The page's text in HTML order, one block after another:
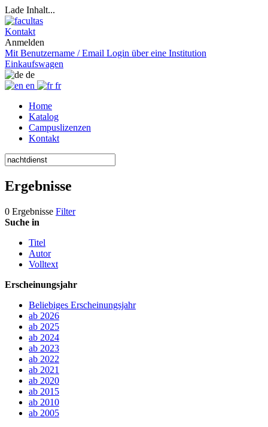
Lade Inhalt...
Kontakt
Anmelden
Mit Benutzername / Email Login über eine Institution
Einkaufswagen
de
en
fr
Home
Katalog
Campuslizenzen
Kontakt
Ergebnisse
0 Ergebnisse Filter
Suche in
Titel
Autor
Volltext
Erscheinungsjahr
Beliebiges Erscheinungsjahr
ab 2026
ab 2025
ab 2024
ab 2023
ab 2022
ab 2021
ab 2020
ab 2015
ab 2010
ab 2005